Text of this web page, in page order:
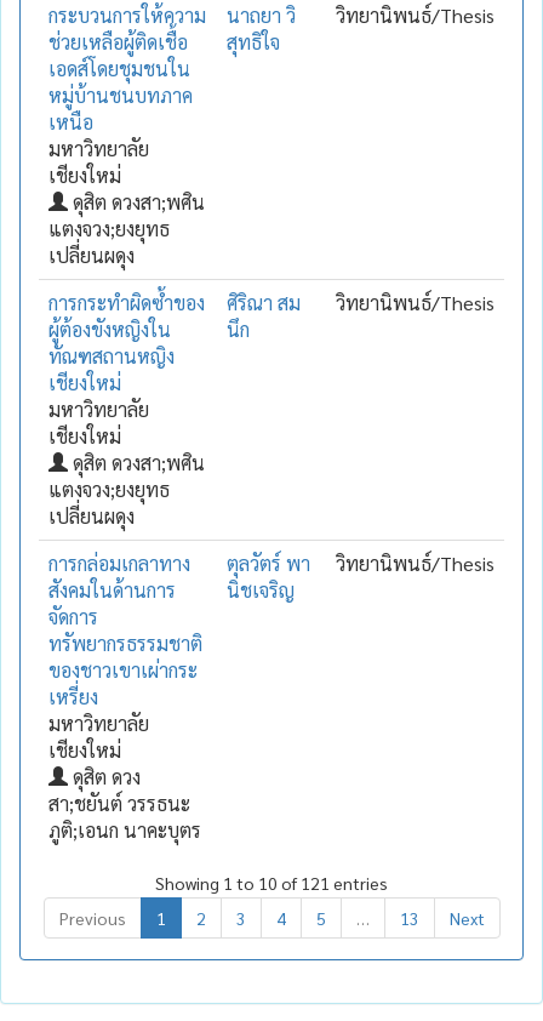
กระบวนการให้ความ
ช่วยเหลือผู้ติดเชื้อ
เอดส์โดยชุมชนใน
หมู่บ้านชนบทภาค
เหนือ
มหาวิทยาลัย
เชียงใหม่
ดุสิต ดวงสา;พศิน
แตงจวง;ยงยุทธ
เปลี่ยนผดุง
นาถยา วิ
สุทธิใจ
วิทยานิพนธ์/Thesis
การกระทำผิดซ้ำของ
ผู้ต้องขังหญิงใน
ทัณฑสถานหญิง
เชียงใหม่
มหาวิทยาลัย
เชียงใหม่
ดุสิต ดวงสา;พศิน
แตงจวง;ยงยุทธ
เปลี่ยนผดุง
ศิริณา สม
นึก
วิทยานิพนธ์/Thesis
การกล่อมเกลาทาง
สังคมในด้านการ
จัดการ
ทรัพยากรธรรมชาติ
ของชาวเขาเผ่ากระ
เหรี่ยง
มหาวิทยาลัย
เชียงใหม่
ดุสิต ดวง
สา;ชยันต์ วรรธนะ
ภูติ;เอนก นาคะบุตร
ตุลวัตร์ พา
นิชเจริญ
วิทยานิพนธ์/Thesis
Showing 1 to 10 of 121 entries
Previous
1 2 3 4 5 13 Next